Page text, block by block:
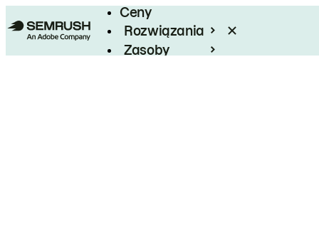
Ceny
Rozwiązania
Zasoby